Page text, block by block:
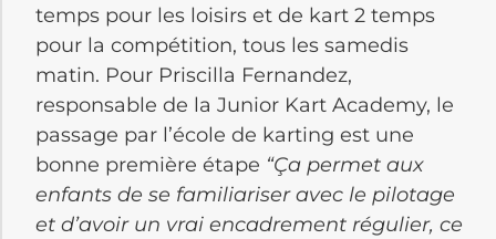
temps pour les loisirs et de kart 2 temps
pour la compétition, tous les samedis
matin. Pour Priscilla Fernandez,
responsable de la Junior Kart Academy, le
passage par l’école de karting est une
bonne première étape “Ça permet aux
enfants de se familiariser avec le pilotage
et d’avoir un vrai encadrement régulier, ce